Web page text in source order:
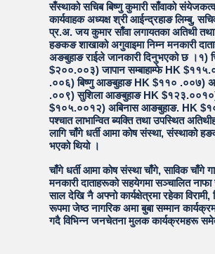
सँस्थाको सचिब बिष्णु कुमारी साँवाको
कार्यवाहक अध्यक्ष श्री आईन्द्रहाङ लिम्बु,
प्र.अ. जय कुमार साँवा लगायतका अतिथी
हङकङ शाखाको अगुवाइमा निम्न मनकारी
अङबुहाङ राईले जानकारी दिनुभएको छ
$२००.००३) जापान सम्बाहाम्फे HK
.००६) बिष्णु आङबुहाङ HK $११० .००७)
.००९) सुशिला आङबुहाङ HK
$१०५.००१२) अबिनास आङबुहाङ. HK
पश्चात लाभान्वित ब्यक्ति तथा उपस्थित
लागि चाँगे धर्ती आमा कोष संस्था, संस्थाको
भएको थियो ।
चाँगे धर्ती आमा कोष संस्था चाँगे, साविक चाँगे
मनकारी दाताहरूको सहयेगमा सञ्चालित
साल देखि नै अफ्नो कार्यक्षेत्रमा रहेका
रूपमा जेष्ठ नागरिक अमा बुबा सम्मान
गदै विभिन्न जनचेतना मुलक कार्यक्रमहरू